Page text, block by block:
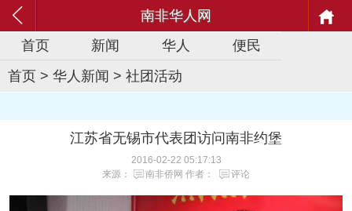
南非华人网
首页
新闻 华人
便民
首页 > 华人新闻 > 社团活动
江苏省无锡市代表团访问南非约堡
2016-02-22 05:17:13
来源：
南非侨网 作者： 评论